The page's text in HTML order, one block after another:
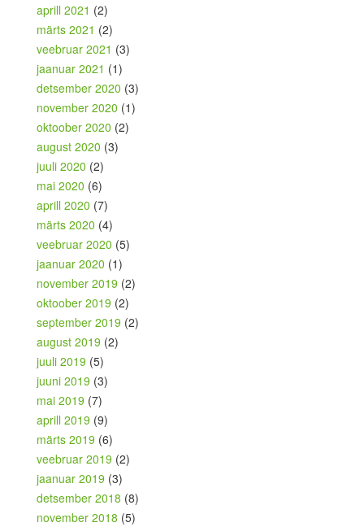
aprill 2021 (2)
märts 2021 (2)
veebruar 2021 (3)
jaanuar 2021 (1)
detsember 2020 (3)
november 2020 (1)
oktoober 2020 (2)
august 2020 (3)
juuli 2020 (2)
mai 2020 (6)
aprill 2020 (7)
märts 2020 (4)
veebruar 2020 (5)
jaanuar 2020 (1)
november 2019 (2)
oktoober 2019 (2)
september 2019 (2)
august 2019 (2)
juuli 2019 (5)
juuni 2019 (3)
mai 2019 (7)
aprill 2019 (9)
märts 2019 (6)
veebruar 2019 (2)
jaanuar 2019 (3)
detsember 2018 (8)
november 2018 (5)